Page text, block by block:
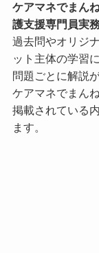
ケアマネでまん
護支援専門員実
過去問やオリジ
ット主体の学習
問題ごとに解説
ケアマネでまん
掲載されている
ます。